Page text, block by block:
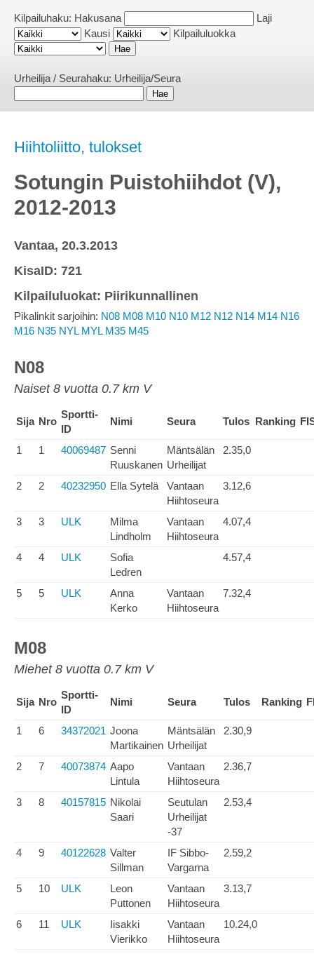
Kilpailuhaku: Hakusana
Laji
Kausi
Kilpailuluokka
Urheilija / Seurahaku: Urheilija/Seura
Hiihtoliitto, tulokset
Sotungin Puistohiihdot (V),
2012-2013
Vantaa, 20.3.2013
KisaID: 721
Kilpailuluokat: Piirikunnallinen
Pikalinkit sarjoihin: N08 M08 M10 N10 M12 N12 N14 M14 N16
M16 N35 NYL MYL M35 M45
N08
Naiset 8 vuotta 0.7 km V
Sija Nro
Sportti-
ID
Nimi Seura Tulos Ranking
1 1 40069487 Senni
Ruuskanen
Mäntsälän
Urheilijat
2.35,0
2 2 40232950 Ella Sytelä
Vantaan
Hiihtoseura
3.12,6
3 3 ULK
Milma
Lindholm
Vantaan
Hiihtoseura
4.07,4
4 4 ULK
Sofia
Ledren
4.57,4
5 5 ULK
Anna
Kerko
Vantaan
Hiihtoseura
7.32,4
M08
Miehet 8 vuotta 0.7 km V
Sija Nro
Sportti-
ID
Nimi Seura Tulos Ranking
1 6 34372021 Joona
Martikainen
Mäntsälän
Urheilijat
2.30,9
2 7 40073874 Aapo
Lintula
Vantaan
Hiihtoseura
2.36,7
3 8 40157815 Nikolai
Saari
Seutulan
Urheilijat
-37
2.53,4
4 9 40122628 Valter
Sillman
IF Sibbo-
Vargarna
2.59,2
5 10 ULK
Leon
Puttonen
Vantaan
Hiihtoseura
3.13,7
6 11 ULK
Iisakki
Vierikko
Vantaan
Hiihtoseura
10.24,0